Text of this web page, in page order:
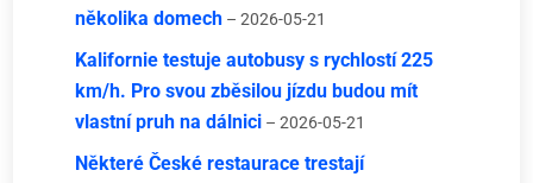
několika domech – 2026-05-21
Kalifornie testuje autobusy s rychlostí 225
km/h. Pro svou zběsilou jízdu budou mít
vlastní pruh na dálnici – 2026-05-21
Některé České restaurace trestají